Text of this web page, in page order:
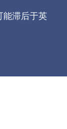
能滞后于英